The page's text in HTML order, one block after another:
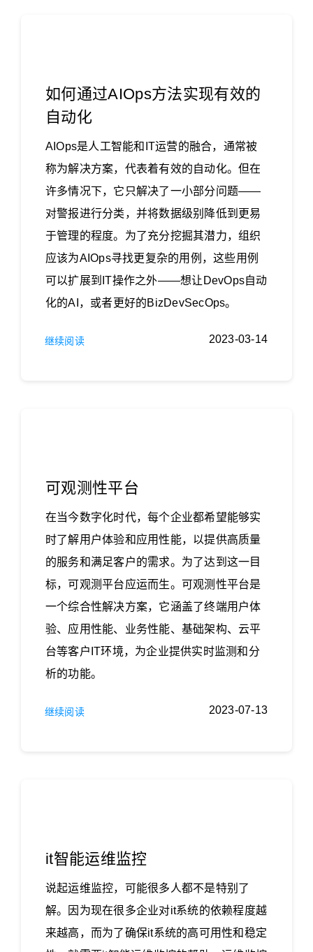
如何通过AIOps方法实现有效的
自动化
AIOps是人工智能和IT运营的融合，通常被
称为解决方案，代表着有效的自动化。但在
许多情况下，它只解决了一小部分问题——
对警报进行分类，并将数据级别降低到更易
于管理的程度。为了充分挖掘其潜力，组织
应该为AIOps寻找更复杂的用例，这些用例
可以扩展到IT操作之外——想让DevOps自动
化的AI，或者更好的BizDevSecOps。
2023-03-14
继续阅读
可观测性平台
在当今数字化时代，每个企业都希望能够实
时了解用户体验和应用性能，以提供高质量
的服务和满足客户的需求。为了达到这一目
标，可观测平台应运而生。可观测性平台是
一个综合性解决方案，它涵盖了终端用户体
验、应用性能、业务性能、基础架构、云平
台等客户IT环境，为企业提供实时监测和分
析的功能。
2023-07-13
继续阅读
it智能运维监控
说起运维监控，可能很多人都不是特别了
解。因为现在很多企业对it系统的依赖程度越
来越高，而为了确保it系统的高可用性和稳定